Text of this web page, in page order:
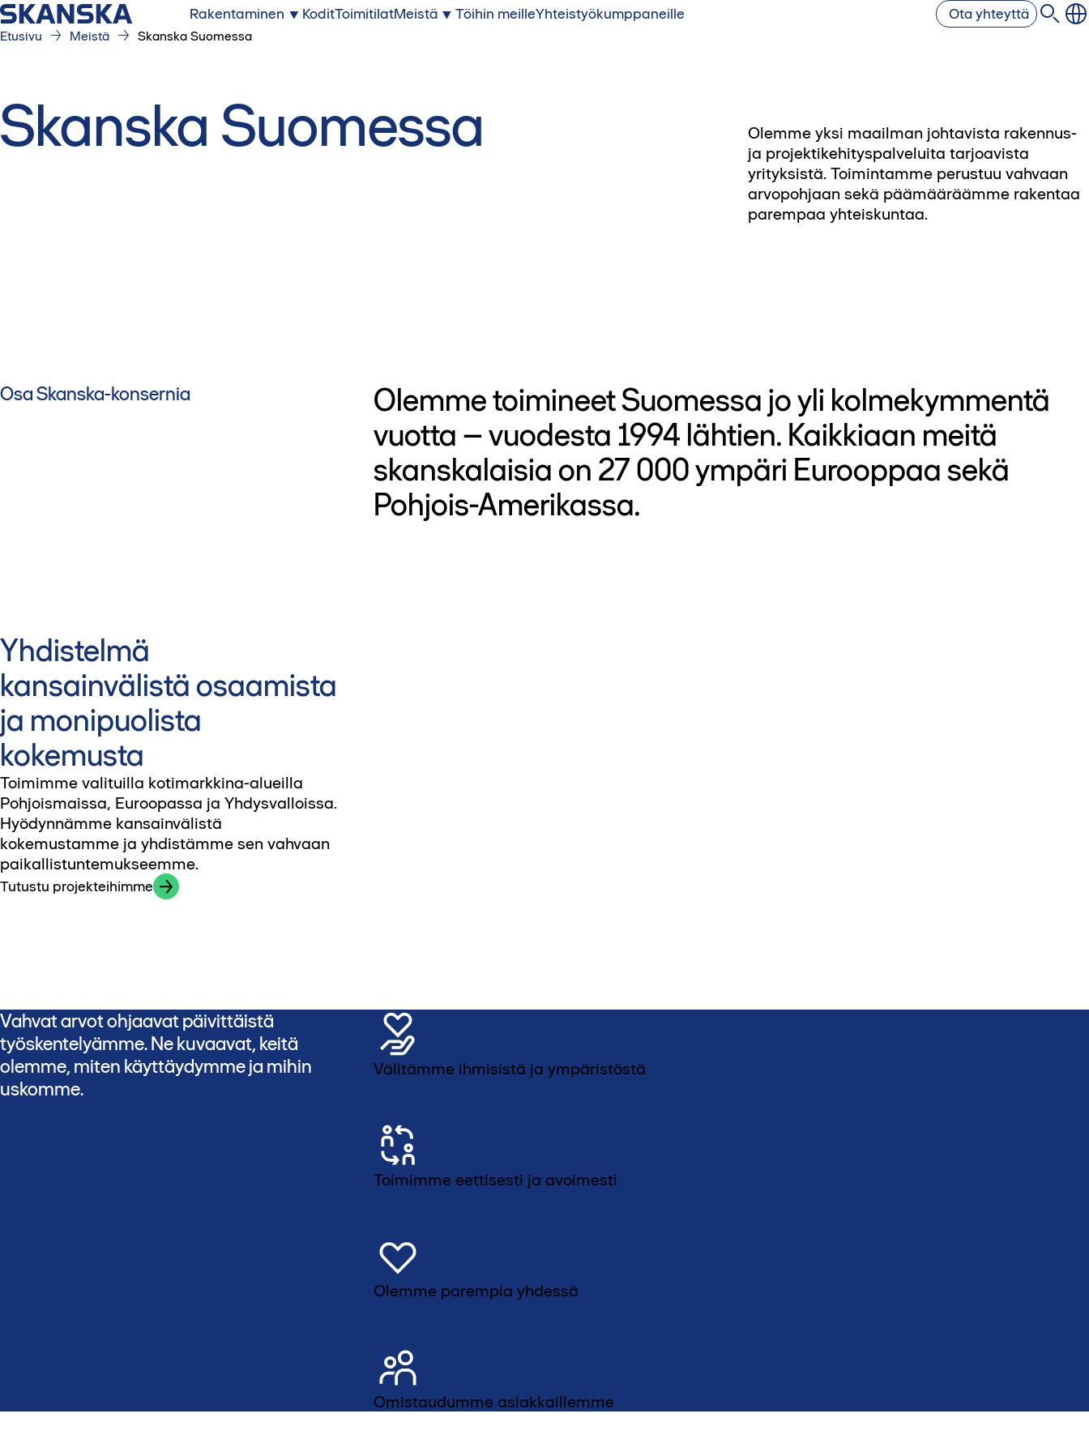
Rakentaminen KoditToimitilatMeistä Töihin meilleYhteistyökumppaneille Ota yhteyttä
Etusivu Meistä Skanska Suomessa
Skanska Suomessa
Olemme yksi maailman johtavista rakennus-
ja projektikehityspalveluita tarjoavista
yrityksistä. Toimintamme perustuu vahvaan
arvopohjaan sekä päämääräämme rakentaa
parempaa yhteiskuntaa.
Osa Skanska-konsernia
Olemme toimineet Suomessa jo yli kolmekymmentä
vuotta – vuodesta 1994 lähtien. Kaikkiaan meitä
skanskalaisia on 27 000 ympäri Eurooppaa sekä
Pohjois-Amerikassa.
Yhdistelmä
kansainvälistä osaamista
ja monipuolista
kokemusta
Toimimme valituilla kotimarkkina-alueilla
Pohjoismaissa, Euroopassa ja Yhdysvalloissa.
Hyödynnämme kansainvälistä
kokemustamme ja yhdistämme sen vahvaan
paikallistuntemukseemme.
Tutustu projekteihimme
Vahvat arvot ohjaavat päivittäistä
työskentelyämme. Ne kuvaavat, keitä
olemme, miten käyttäydymme ja mihin
uskomme.
Välitämme ihmisistä ja ympäristöstä
Toimimme eettisesti ja avoimesti
Olemme parempia yhdessä
Omistaudumme asiakkaillemme